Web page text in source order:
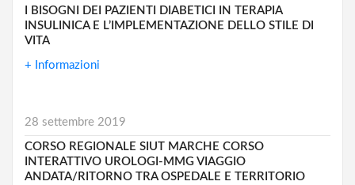
I BISOGNI DEI PAZIENTI DIABETICI IN TERAPIA
INSULINICA E L’IMPLEMENTAZIONE DELLO STILE DI
VITA
+ Informazioni
28 settembre 2019
CORSO REGIONALE SIUT MARCHE CORSO
INTERATTIVO UROLOGI-MMG VIAGGIO
ANDATA/RITORNO TRA OSPEDALE E TERRITORIO